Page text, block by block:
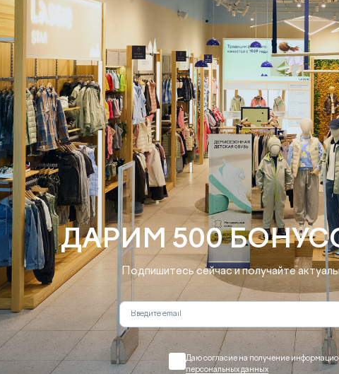
ДАРИМ 500
Подпишитесь сейчас и получайте
Даю согласие на получение
персональных данных